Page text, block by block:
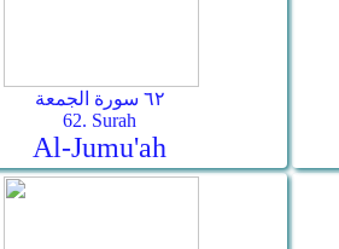
٦٢ سورة الجمعة
62. Surah
Al-Jumu'ah